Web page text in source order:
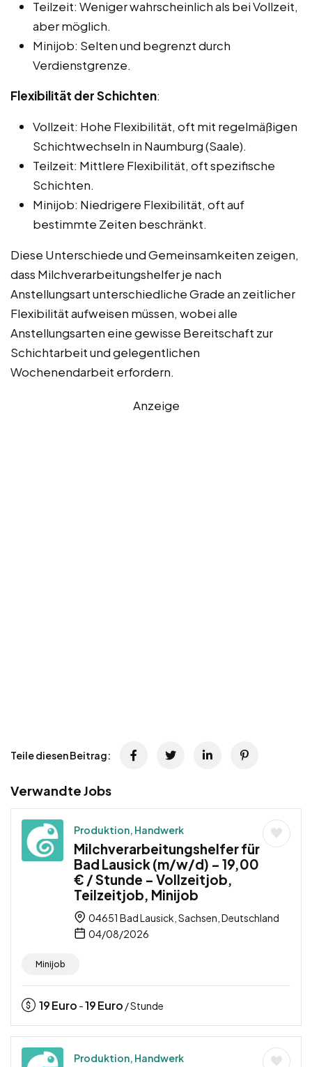
Teilzeit: Weniger wahrscheinlich als bei Vollzeit,
aber möglich.
Minijob: Selten und begrenzt durch
Verdienstgrenze.
Flexibilität der Schichten:
Vollzeit: Hohe Flexibilität, oft mit regelmäßigen
Schichtwechseln in Naumburg (Saale).
Teilzeit: Mittlere Flexibilität, oft spezifische
Schichten.
Minijob: Niedrigere Flexibilität, oft auf
bestimmte Zeiten beschränkt.
Diese Unterschiede und Gemeinsamkeiten zeigen,
dass Milchverarbeitungshelfer je nach
Anstellungsart unterschiedliche Grade an zeitlicher
Flexibilität aufweisen müssen, wobei alle
Anstellungsarten eine gewisse Bereitschaft zur
Schichtarbeit und gelegentlichen
Wochenendarbeit erfordern.
Anzeige
Teile diesen Beitrag:
Verwandte Jobs
Produktion, Handwerk
Milchverarbeitungshelfer für
Bad Lausick (m/w/d) – 19,00
€ / Stunde – Vollzeitjob,
Teilzeitjob, Minijob
04651 Bad Lausick, Sachsen, Deutschland
04/08/2026
Minijob
19Euro -19Euro / Stunde
Produktion, Handwerk